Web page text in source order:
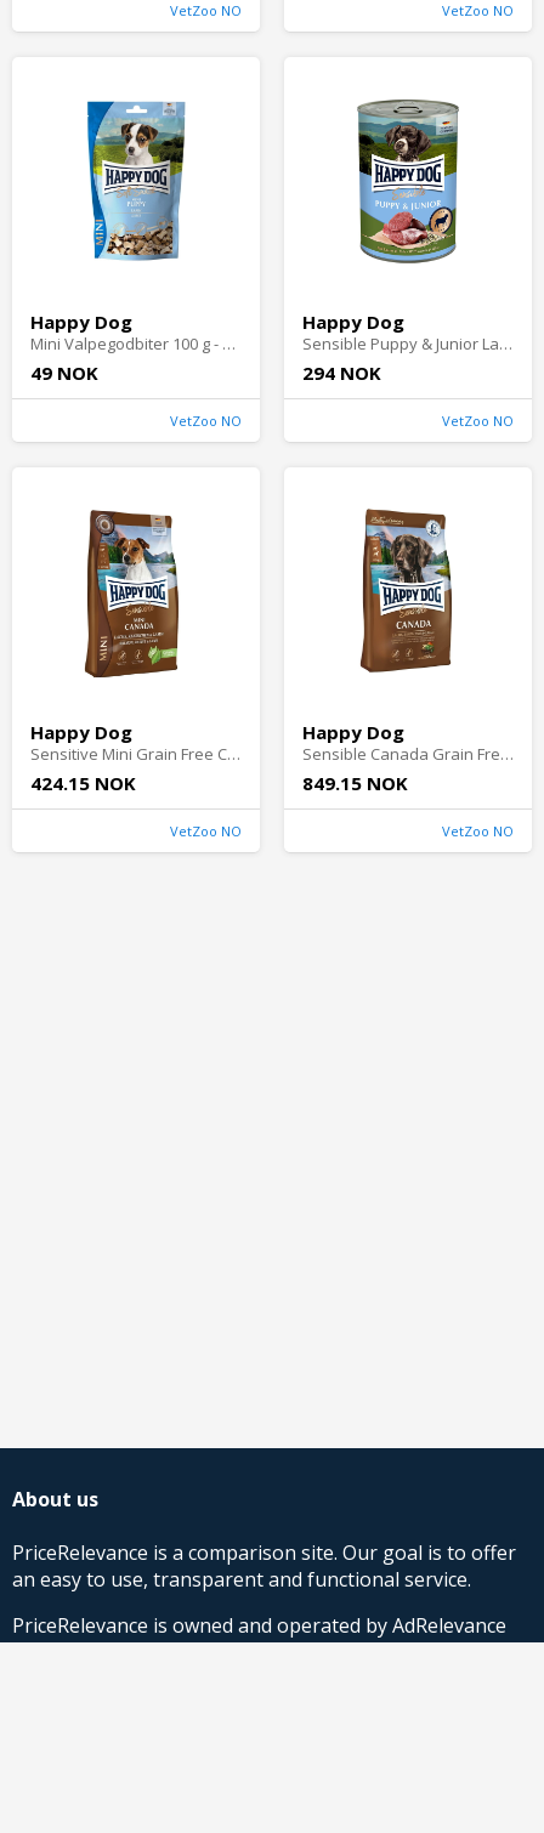
VetZoo NO VetZoo NO
Happy Dog
Mini Valpegodbiter 100 g - Godbit til valp
49 NOK
VetZoo NO
Happy Dog
Sensible Puppy & Junior Lamb Våtfôr til Valp 400 g - Våtfôr til hund
294 NOK
VetZoo NO
Happy Dog
Sensitive Mini Grain Free Canada 4 kg - Hundefôr til følsom hud & pels
424.15 NOK
VetZoo NO
Happy Dog
Sensible Canada Grain Free 11 kg - Hundefôr til følsom hud & pels
849.15 NOK
VetZoo NO
About us
PriceRelevance is a comparison site. Our goal is to offer
an easy to use, transparent and functional service.
PriceRelevance is owned and operated by AdRelevance
Sverige AB.